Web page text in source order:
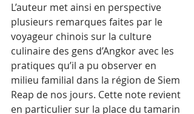
L’auteur met ainsi en perspective
plusieurs remarques faites par le
voyageur chinois sur la culture
culinaire des gens d’Angkor avec les
pratiques qu’il a pu observer en
milieu familial dans la région de Siem
Reap de nos jours. Cette note revient
en particulier sur la place du tamarin